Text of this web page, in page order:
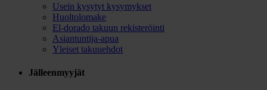
Usein kysytyt kysymykset
Huoltolomake
El-dorado takuun rekisteröinti
Asiantuntija-apua
Yleiset takuuehdot
Jälleenmyyjät